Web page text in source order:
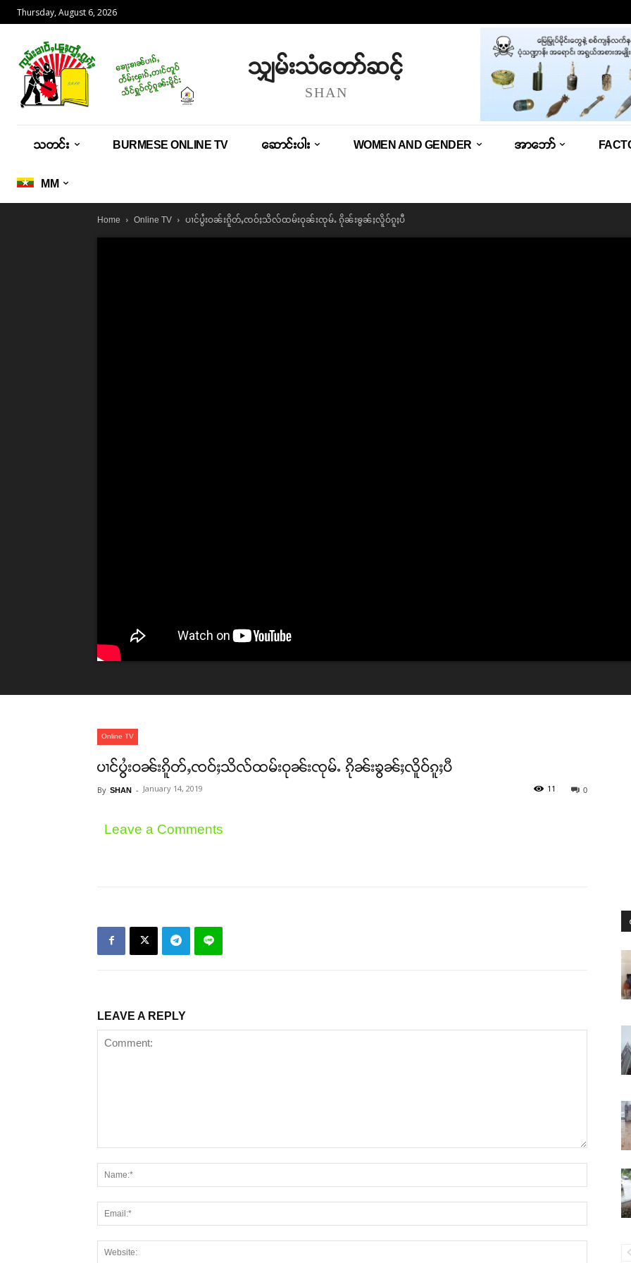
Thursday, August 6, 2026
သျှမ်းသံတော်ဆင့်
SHAN
သတင်း BURMESE ONLINE TV ဆောင်းပါး WOMEN AND GENDER အာဘော်
MM
Home Online TV ပၢင်ပွႆးဝၼ်းၵိူတ်ႇၸဝ်ႈသိလ်ထမ်းဝုၼ်းၸုမ်ႉ ၵိုၼ်းၶွၼ်ႈလိူဝ်ၵူႈပီ
Online TV
ပၢင်ပွႆးဝၼ်းၵိူတ်ႇၸဝ်ႈသိလ်ထမ်းဝုၼ်းၸုမ်ႉ ၵိုၼ်းၶွၼ်ႈလိူဝ်ၵူႈပီ
By SHAN - January 14, 2019 0
11
Leave a Comments
LEAVE A REPLY